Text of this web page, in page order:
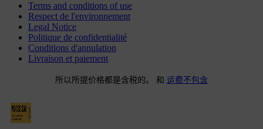
Terms and conditions of use
Respect de l'environnement
Legal Notice
Politique de confidentialité
Conditions d'annulation
Livraison et paiement
所以所提价格都是含税的。 和 运费不包含